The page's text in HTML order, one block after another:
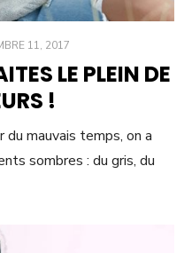
11, 2017
LE PLEIN DE
!
mauvais temps, on a
sombres : du gris, du